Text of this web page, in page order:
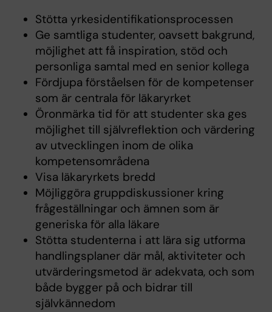
Stötta yrkesidentifikationsprocessen
Ge samtliga studenter, oavsett bakgrund,
möjlighet att få inspiration, stöd och
personliga samtal med en senior kollega
Fördjupa förståelsen för de kompetenser
som är centrala för läkaryrket
Öronmärka tid för att studenter ska ges
möjlighet till självreflektion och värdering
av utvecklingen inom de olika
kompetensområdena
Visa läkaryrkets bredd
Möjliggöra gruppdiskussioner kring
frågeställningar och ämnen som är
generiska för alla läkare
Stötta studenterna i att lära sig utforma
handlingsplaner där mål, aktiviteter och
utvärderingsmetod är adekvata, och som
både bygger på och bidrar till
självkännedom